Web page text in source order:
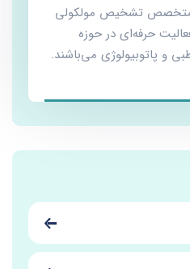
متخصص تشخیص مولکولی
سابقه فعالیت حرفه‌ای در حوزه
و پاتوبیولوژی می‌باشند.